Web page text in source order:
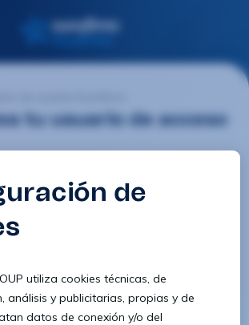
tu usuario de acceso